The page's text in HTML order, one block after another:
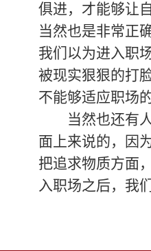
俱进，才能够让
当然也是非常正
我们以为进入职
被现实狠狠的打
不能够适应职场
当然也还有人
面上来说的，因
把追求物质方面
入职场之后，我